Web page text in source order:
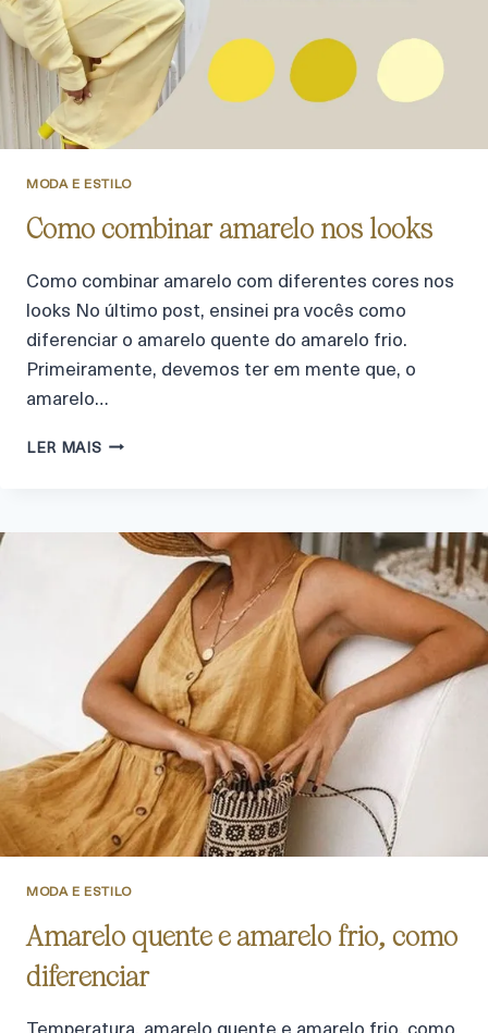
MODA E ESTILO
Como combinar amarelo nos looks
Como combinar amarelo com diferentes cores nos
looks No último post, ensinei pra vocês como
diferenciar o amarelo quente do amarelo frio.
Primeiramente, devemos ter em mente que, o
amarelo…
LER MAIS
MODA E ESTILO
Amarelo quente e amarelo frio, como
diferenciar